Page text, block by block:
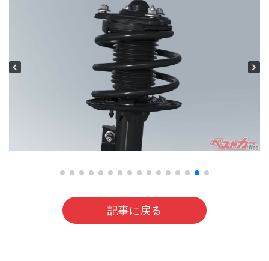
記事に戻る